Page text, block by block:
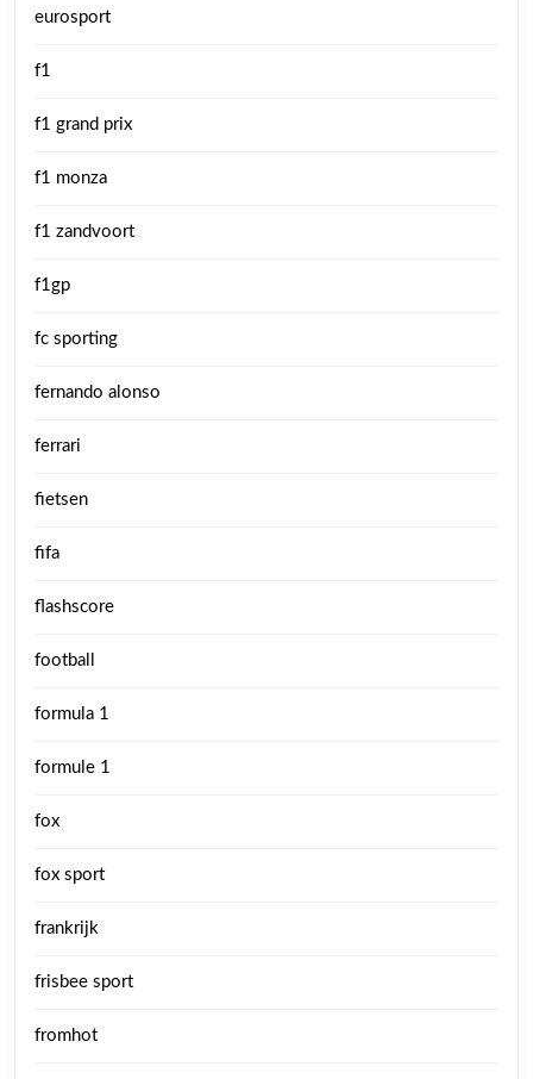
eurosport
f1
f1 grand prix
f1 monza
f1 zandvoort
f1gp
fc sporting
fernando alonso
ferrari
fietsen
fifa
flashscore
football
formula 1
formule 1
fox
fox sport
frankrijk
frisbee sport
fromhot